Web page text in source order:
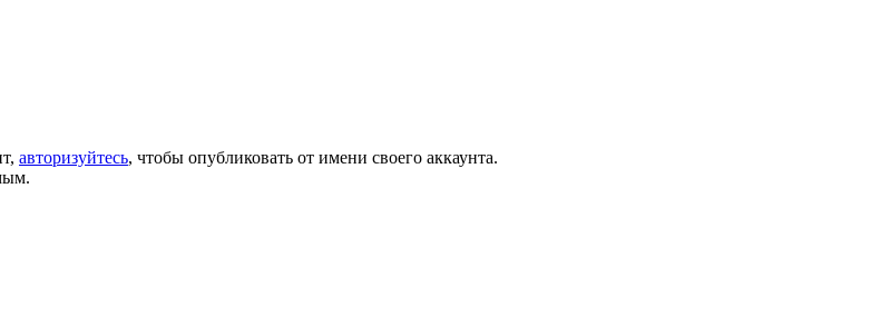
авторизуйтесь, чтобы опубликовать от имени своего аккаунта.